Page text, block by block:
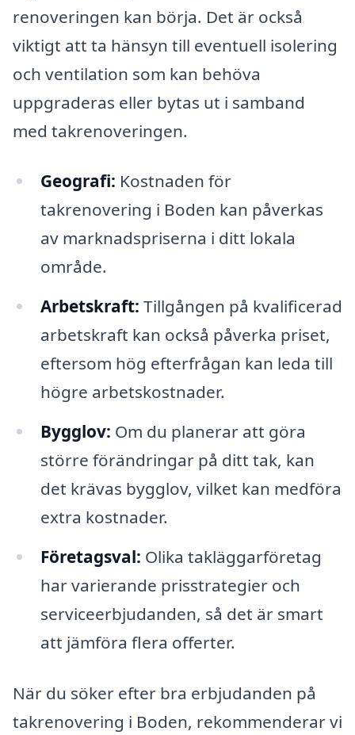
renoveringen kan börja. Det är också
viktigt att ta hänsyn till eventuell isolering
och ventilation som kan behöva
uppgraderas eller bytas ut i samband
med takrenoveringen.
Geografi: Kostnaden för
takrenovering i Boden kan påverkas
av marknadspriserna i ditt lokala
område.
Arbetskraft: Tillgången på kvalificerad
arbetskraft kan också påverka priset,
eftersom hög efterfrågan kan leda till
högre arbetskostnader.
Bygglov: Om du planerar att göra
större förändringar på ditt tak, kan
det krävas bygglov, vilket kan medföra
extra kostnader.
Företagsval: Olika takläggarföretag
har varierande prisstrategier och
serviceerbjudanden, så det är smart
att jämföra flera offerter.
När du söker efter bra erbjudanden på
takrenovering i Boden, rekommenderar vi